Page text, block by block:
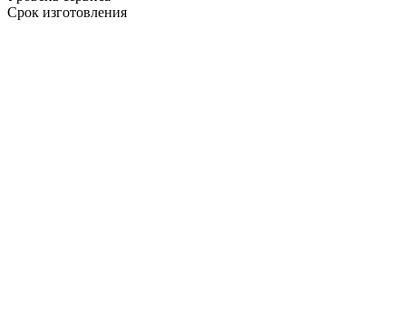
Срок изготовления